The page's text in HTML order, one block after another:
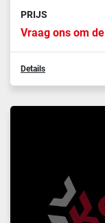
PRIJS
Vraag ons om
Details